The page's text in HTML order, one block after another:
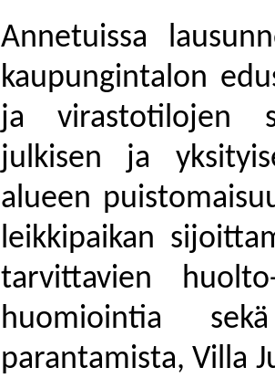
Annetuissa
kaupungintalon
ja virastotilojen
julkisen ja
alueen
leikkipaikan
tarvittavien
huomiointia
parantamista, Villa